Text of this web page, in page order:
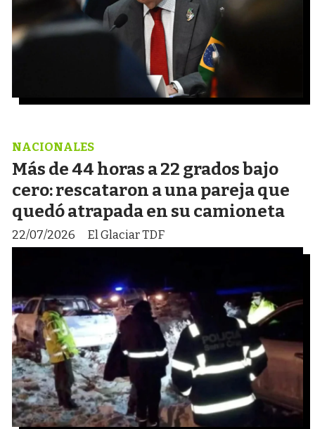
Más de 44 horas a 22 grados bajo
cero: rescataron a una pareja que
quedó atrapada en su camioneta
El Glaciar TDF
NACIONALES
22/07/2026